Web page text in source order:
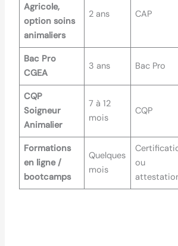
Agricole,
option soins
animaliers
2 ans CAP
Bac Pro
CGEA
3 ans Bac Pro
CQP
Soigneur
Animalier
7 à 12
mois
CQP
Formations
en ligne /
bootcamps
Quelques
mois
ou